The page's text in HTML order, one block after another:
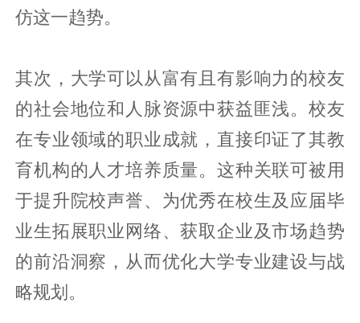
仿这一趋势。
其次，大学可以从富有且有影响力的校友
的社会地位和人脉资源中获益匪浅。校友
在专业领域的职业成就，直接印证了其教
育机构的人才培养质量。这种关联可被用
于提升院校声誉、为优秀在校生及应届毕
业生拓展职业网络、获取企业及市场趋势
的前沿洞察，从而优化大学专业建设与战
略规划。